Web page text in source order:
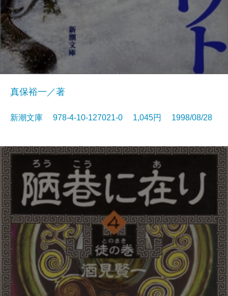
真保裕一／著
新潮文庫 978-4-10-127021-0 1,045円 1998/08/28